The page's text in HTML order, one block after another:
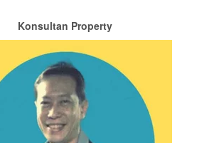
Konsultan Property